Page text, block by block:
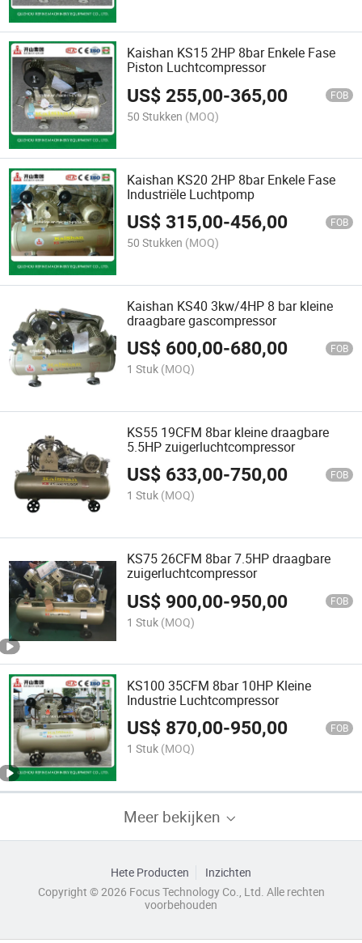
Kaishan KS15 2HP 8bar Enkele Fase
Piston Luchtcompressor
US$255,00-365,00 FOB
50 Stukken (MOQ)
Kaishan KS20 2HP 8bar Enkele Fase
Industriële Luchtpomp
US$315,00-456,00 FOB
50 Stukken (MOQ)
Kaishan KS40 3kw/4HP 8 bar kleine
draagbare gascompressor
US$ 600,00-680,00 FOB
1 Stuk (MOQ)
KS55 19CFM 8bar kleine draagbare
5.5HP zuigerluchtcompressor
US$ 633,00-750,00 FOB
1 Stuk (MOQ)
KS75 26CFM 8bar 7.5HP draagbare
zuigerluchtcompressor
US$ 900,00-950,00 FOB
1 Stuk (MOQ)
KS100 35CFM 8bar 10HP Kleine
Industrie Luchtcompressor
US$ 870,00-950,00 FOB
1 Stuk (MOQ)
Meer bekijken
Hete Producten
Inzichten
Copyright © 2026 Focus Technology Co., Ltd. Alle rechten
voorbehouden